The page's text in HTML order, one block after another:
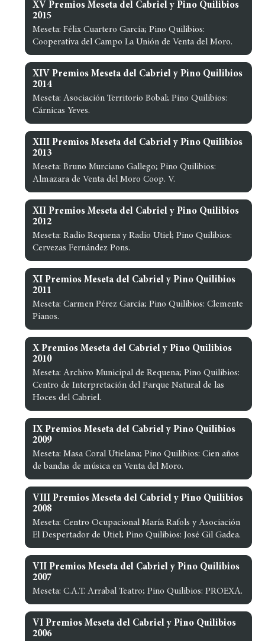
XV Premios Meseta del Cabriel y Pino Quilibios
2015
Meseta: Félix Cuartero García; Pino Quilibios:
Cooperativa del Campo La Unión de Venta del Moro.
XIV Premios Meseta del Cabriel y Pino Quilibios
2014
Meseta: Asociación Territorio Bobal; Pino Quilibios:
Cárnicas Yeves.
XIII Premios Meseta del Cabriel y Pino Quilibios
2013
Meseta: Bruno Murciano Gallego; Pino Quilibios:
Almazara de Venta del Moro Coop. V.
XII Premios Meseta del Cabriel y Pino Quilibios
2012
Meseta: Radio Requena y Radio Utiel; Pino Quilibios:
Cervezas Fernández Pons.
XI Premios Meseta del Cabriel y Pino Quilibios
2011
Meseta: Carmen Pérez García; Pino Quilibios: Clemente
Pianos.
X Premios Meseta del Cabriel y Pino Quilibios
2010
Meseta: Archivo Municipal de Requena; Pino Quilibios:
Centro de Interpretación del Parque Natural de las
Hoces del Cabriel.
IX Premios Meseta del Cabriel y Pino Quilibios
2009
Meseta: Masa Coral Utielana; Pino Quilibios: Cien años
de bandas de música en Venta del Moro.
VIII Premios Meseta del Cabriel y Pino Quilibios
2008
Meseta: Centro Ocupacional María Rafols y Asociación
El Despertador de Utiel; Pino Quilibios: José Gil Gadea.
VII Premios Meseta del Cabriel y Pino Quilibios
2007
Meseta: C.A.T. Arrabal Teatro; Pino Quilibios: PROEXA.
VI Premios Meseta del Cabriel y Pino Quilibios
2006